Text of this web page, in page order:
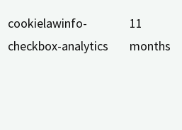
cookielawinfo-
checkbox-analytics
11
months